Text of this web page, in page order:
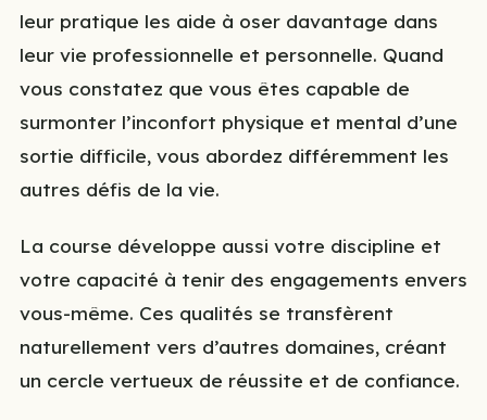
leur pratique les aide à oser davantage dans
leur vie professionnelle et personnelle. Quand
vous constatez que vous êtes capable de
surmonter l’inconfort physique et mental d’une
sortie difficile, vous abordez différemment les
autres défis de la vie.
La course développe aussi votre discipline et
votre capacité à tenir des engagements envers
vous-même. Ces qualités se transfèrent
naturellement vers d’autres domaines, créant
un cercle vertueux de réussite et de confiance.